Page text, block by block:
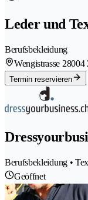
Leder und
Berufsbekleidung
Wengistrasse 28004
Termin reservieren
Berufsbekleidung •
Geöffnet